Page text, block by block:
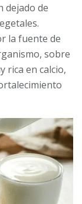
dejado de
la fuente de
sobre
rica en calcio,